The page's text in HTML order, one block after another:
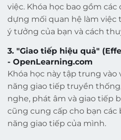
việc. Khóa học bao gồm
dựng mối quan hệ làm việc
ý tưởng của bạn và cách
3. "Giao tiếp hiệu quả"
- OpenLearning.com
Khóa học này tập trung
năng giao tiếp truyền
nghe, phát âm và giao tiếp
cũng cung cấp cho bạn các
năng giao tiếp của mình.